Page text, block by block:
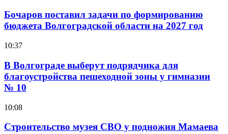
Бочаров поставил задачи по формированию
бюджета Волгоградской области на 2027 год
10:37
В Волгограде выберут подрядчика для
благоустройства пешеходной зоны у гимназии
№ 10
10:08
Строительство музея СВО у подножия Мамаева